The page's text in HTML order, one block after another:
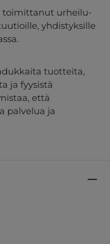
toimittanut urheilu-
yhdistyksille
tuotteita,
ja fyysistä
että
palvelua ja